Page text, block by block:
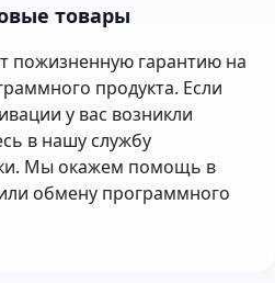
товары
пожизненную гарантию на
продукта. Если
у вас возникли
в нашу службу
Мы окажем помощь в
обмену программного